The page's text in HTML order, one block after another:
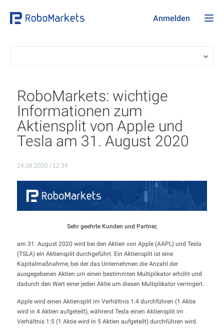
Anmelden
RoboMarkets: wichtige
Informationen zum
Aktiensplit von Apple und
Tesla am 31. August 2020
24.08.2020 / 12:34
Sehr geehrte Kunden und Partner,
am 31. August 2020 wird bei den Aktien von Apple (AAPL) und Tesla
(TSLA) ein Aktiensplit durchgeführt. Ein Aktiensplit ist eine
Kapitalmaßnahme, bei der das Unternehmen die Anzahl der
ausgegebenen Aktien um einen bestimmten Multiplikator erhöht und
dadurch den Wert einer jeden Aktie um diesen Multiplikator verringert.
Apple wird einen Aktiensplit im Verhältnis 1:4 durchführen (1 Aktie
wird in 4 Aktien aufgeteilt), während Tesla einen Aktiensplit im
Verhältnis 1:5 (1 Aktie wird in 5 Aktien aufgeteilt) durchführen wird.